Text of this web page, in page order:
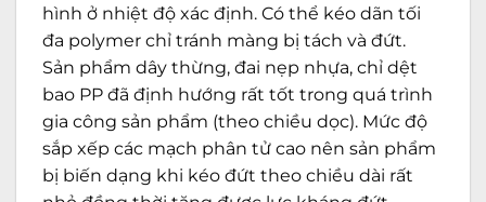
hình ở nhiệt độ xác định. Có thể kéo dãn tối
đa polymer chỉ tránh màng bị tách và đứt.
Sản phẩm dây thừng, đai nẹp nhựa, chỉ dệt
bao PP đã định hướng rất tốt trong quá trình
gia công sản phẩm (theo chiều dọc). Mức độ
sắp xếp các mạch phân tử cao nên sản phẩm
bị biến dạng khi kéo đứt theo chiều dài rất